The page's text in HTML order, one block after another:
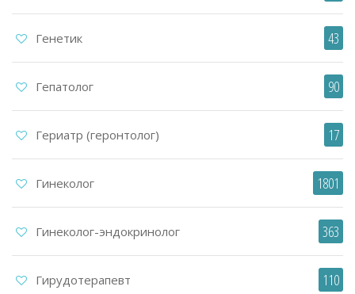
Генетик 43
Гепатолог 90
Гериатр (геронтолог) 17
Гинеколог 1801
Гинеколог-эндокринолог 363
Гирудотерапевт 110